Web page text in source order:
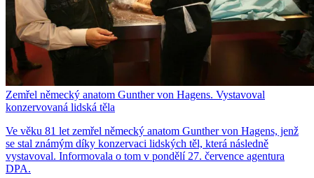
Zemřel německý anatom Gunther von Hagens. Vystavoval
konzervovaná lidská těla
Ve věku 81 let zemřel německý anatom Gunther von Hagens, jenž
se stal známým díky konzervaci lidských těl, která následně
vystavoval. Informovala o tom v pondělí 27. července agentura
DPA.